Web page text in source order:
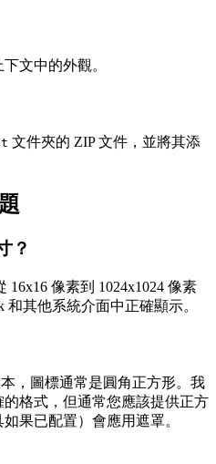
文中的外觀。
文件夾的 ZIP 文件，並將其添
？
16x16 像素到 1024x1024 像素
和其他系統介面中正確顯示。
，圖標通常是圓角正方形。我
格式，但通常您應該提供正方
果已配置）會應用遮罩。